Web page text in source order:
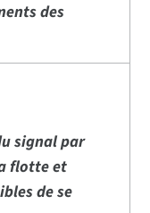
des
signal par
flotte et
de se